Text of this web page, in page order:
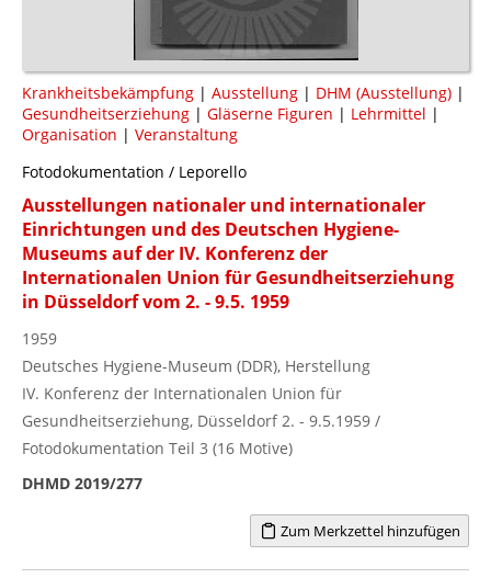
Krankheitsbekämpfung | Ausstellung | DHM (Ausstellung) |
Gesundheitserziehung | Gläserne Figuren | Lehrmittel |
Organisation | Veranstaltung
Fotodokumentation / Leporello
Ausstellungen nationaler und internationaler
Einrichtungen und des Deutschen Hygiene-
Museums auf der IV. Konferenz der
Internationalen Union für Gesundheitserziehung
in Düsseldorf vom 2. - 9.5. 1959
1959
Deutsches Hygiene-Museum (DDR), Herstellung
IV. Konferenz der Internationalen Union für
Gesundheitserziehung, Düsseldorf 2. - 9.5.1959 /
Fotodokumentation Teil 3 (16 Motive)
DHMD 2019/277
Zum Merkzettel hinzufügen